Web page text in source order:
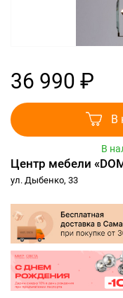
36 990 ₽
В
В
Центр мебели
ул. Дыбенко, 33